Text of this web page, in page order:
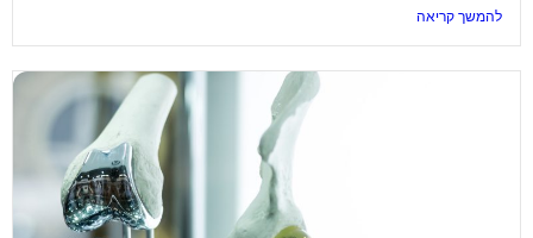
להמשך קריאה